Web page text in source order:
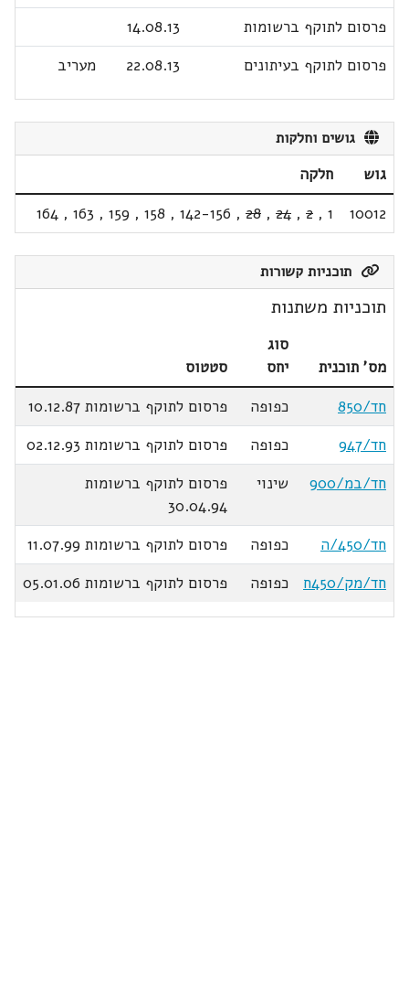
פרסום לתוקף ברשומות
14.08.13
פרסום לתוקף בעיתונים
22.08.13 מעריב
גושים וחלקות
גוש
חלקה
10012
1
,
2
,
24
,
28
,
142-156
,
158
,
159
,
163
,
164
תוכניות קשורות
תוכניות משתנות
מס' תוכנית
סוג
יחס
סטטוס
חד/850
כפופה
פרסום לתוקף ברשומות 10.12.87
חד/947
כפופה
פרסום לתוקף ברשומות 02.12.93
חד/במ/900
שינוי
פרסום לתוקף ברשומות
30.04.94
חד/450/ה
כפופה
פרסום לתוקף ברשומות 11.07.99
חד/מק/450ח
כפופה פרסום לתוקף ברשומות 05.01.06